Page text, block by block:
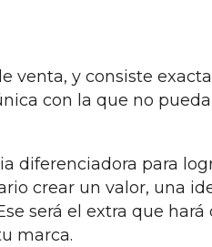
venta, y consiste
con la que no
para
crear un valor, una
será el extra que
marca.